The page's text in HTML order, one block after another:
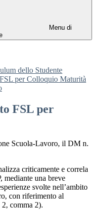
Menu di
dello Studente
per Colloquio Maturità
FSL per
Scuola-Lavoro, il DM n.
criticamente e correla
mediante una breve
svolte nell’ambito
con riferimento al
comma 2).